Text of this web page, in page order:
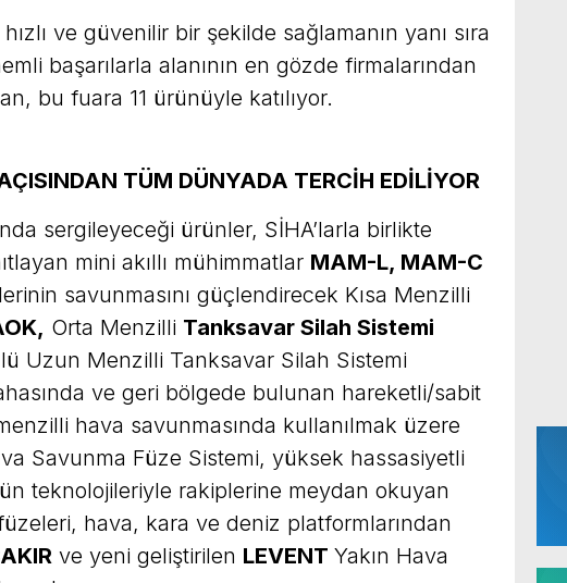
ve güvenilir bir şekilde sağlamanın yanı sıra
başarılarla alanının en gözde firmalarından
bu fuara 11 ürünüyle katılıyor.
TÜM DÜNYADA TERCİH EDİLİYOR
sergileyeceği ürünler, SİHA’larla birlikte
mini akıllı mühimmatlar MAM-L, MAM-C
savunmasını güçlendirecek Kısa Menzilli
Orta Menzilli Tanksavar Silah Sistemi
Uzun Menzilli Tanksavar Silah Sistemi
ve geri bölgede bulunan hareketli/sabit
hava savunmasında kullanılmak üzere
Savunma Füze Sistemi, yüksek hassasiyetli
teknolojileriyle rakiplerine meydan okuyan
hava, kara ve deniz platformlarından
ve yeni geliştirilen LEVENT Yakın Hava